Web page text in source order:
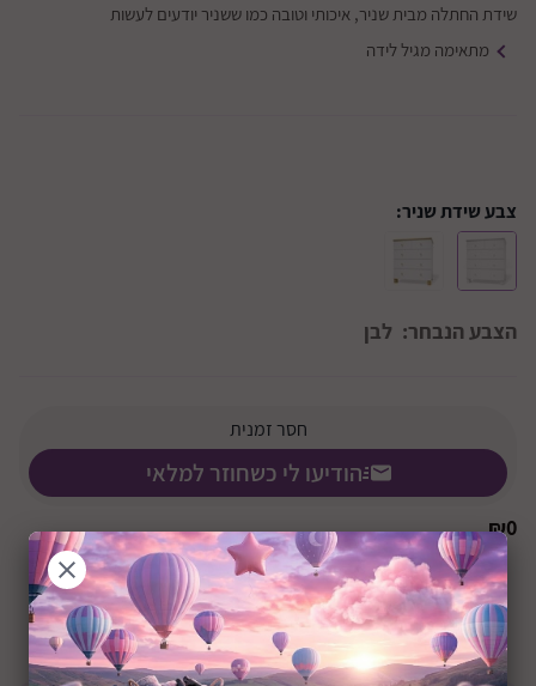
שידת החתלה מבית שניר, איכותי וטובה כמו ששניר יודעים לעשות
מתאימה מגיל לידה
צבע שידת שניר:
הצבע הנבחר: לבן
חסר זמנית
הודיעו לי כשחוזר למלאי
₪0
+0M שיתוף: